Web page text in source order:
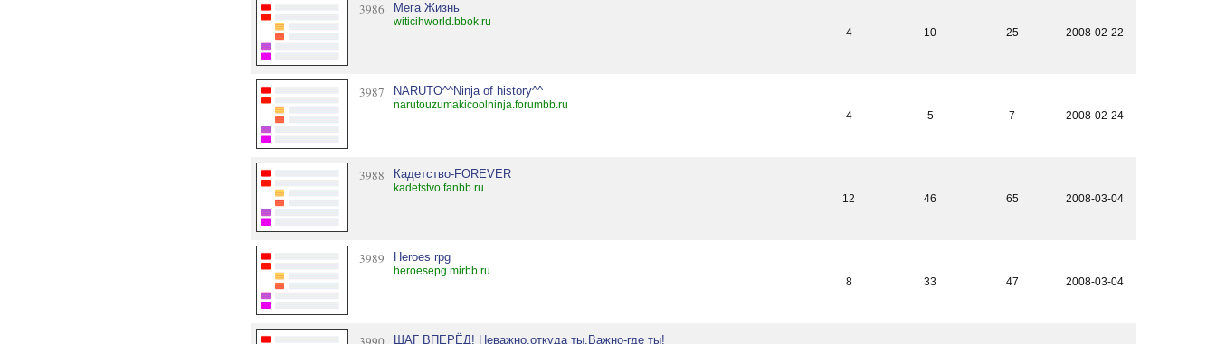
3986 Мега Жизнь
witicihworld.bbok.ru
4
10 25 2008-02-22
3987 NARUTO^^Ninja of history^^
narutouzumakicoolninja.forumbb.ru
4
5 7 2008-02-24
3988 Кадетство-FOREVER
kadetstvo.fanbb.ru
12
46 65 2008-03-04
3989 Heroes rpg
heroesepg.mirbb.ru
8
33 47 2008-03-04
ШАГ ВПЕРЁД! Неважно,откуда ты.Важно-где ты!